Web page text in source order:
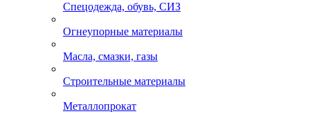
Спецодежда, обувь, СИЗ
Огнеупорные материалы
Масла, смазки, газы
Строительные материалы
Металлопрокат